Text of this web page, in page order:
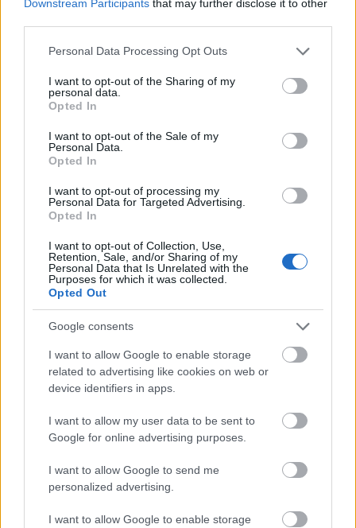
Downstream Participants that may further disclose it to other
Please note that this website/app uses one or more Google
not limited to your visit or usage behaviour. You may click to
grant or deny consent to Google and its third-party tags to
use your data for below specified purposes in below Google
consent section.
Personal Data Processing Opt Outs
I want to opt-out of the Sharing of my
personal data.
Opted In
I want to opt-out of the Sale of my
Personal Data.
Opted In
I want to opt-out of processing my
Personal Data for Targeted Advertising.
Opted In
I want to opt-out of Collection, Use,
Retention, Sale, and/or Sharing of my
Personal Data that Is Unrelated with the
Purposes for which it was collected.
Opted Out
Google consents
I want to allow Google to enable storage
related to advertising like cookies on web or
device identifiers in apps.
I want to allow my user data to be sent to
Google for online advertising purposes.
I want to allow Google to send me
personalized advertising.
I want to allow Google to enable storage
(24/25)
en febrero y es el MVP Comunio
3.
Bajón de Lo Celso
Si Antony ha sido el jugador más revalorizado del mes, un
compañero del Betis,Gio Lo Celso, es quien más ha
bajado su valor de mercado en febrero. El argentino no ha
estado afortunado en los últimos 28 días, con 5 puntos en
total en los tres partidos que disputó en LaLiga y una lesión
muscular en la jornada 24 que le tiene actualmente de baja.
Su precio ha caído en 5 millones este mes.
millones, eclipsado por el gran momento de Julián Álvarez.
Jude Bellingham, expulsado en la jornada 24, ha pedido 2,8
millones de cotización mientras Oyarzabal y Dani Olmo, 2,2
millones cada uno de ellos.
¿Cuál será la tendencia en marzo?